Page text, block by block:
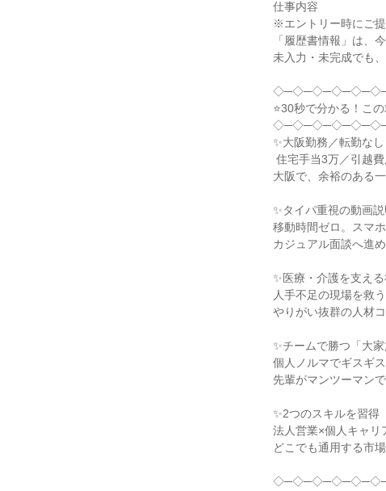
仕事内容
※エントリー時にご提
「履歴書情報」は、
未入力・未完成でも
⭐30秒で分かる！こ
✨大阪勤務／転勤なし
大阪で、余裕のある
✨タイパ重視の動画
移動時間ゼロ。スマ
カジュアル面談へ進め
✨医療・介護を支え
人手不足の現場を救う
やりがい抜群の人材
✨チームで勝つ「大家
個人ノルマでギスギス
先輩がマンツーマン
✨2つのスキルを習得
法人営業×個人キャリ
どこでも通用する市